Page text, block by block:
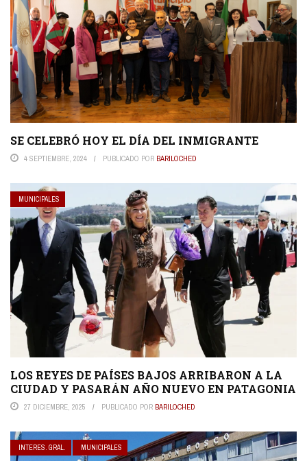
SE CELEBRÓ HOY EL DÍA DEL INMIGRANTE
4 SEPTIEMBRE, 2024 PUBLICADO POR BARILOCHED
MUNICIPALES
LOS REYES DE PAÍSES BAJOS ARRIBARON A LA
CIUDAD Y PASARÁN AÑO NUEVO EN PATAGONIA
27 DICIEMBRE, 2025 PUBLICADO POR BARILOCHED
INTERES. GRAL. MUNICIPALES